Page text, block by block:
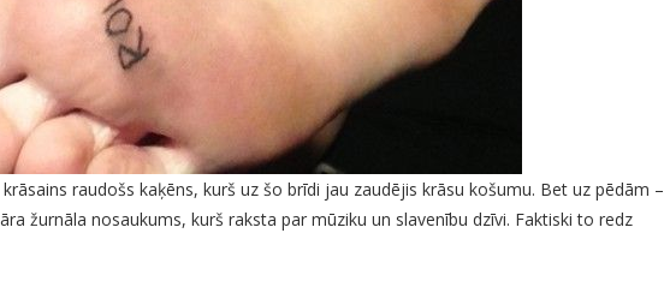
raudošs kaķēns, kurš uz šo brīdi jau zaudējis krāsu košumu. Bet uz pēdām –
žurnāla nosaukums, kurš raksta par mūziku un slavenību dzīvi. Faktiski to redz